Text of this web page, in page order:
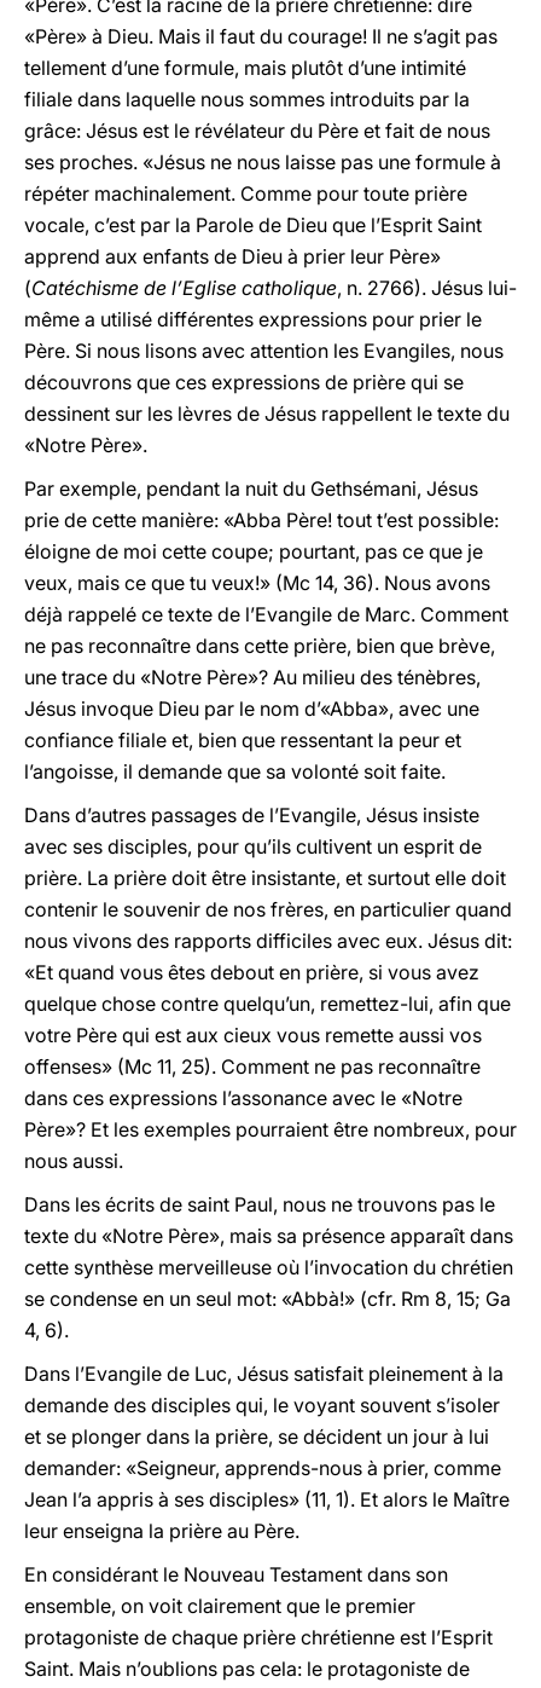
«Père». C’est la racine de la prière chrétienne: dire
«Père» à Dieu. Mais il faut du courage! Il ne s’agit pas
tellement d’une formule, mais plutôt d’une intimité
filiale dans laquelle nous sommes introduits par la
grâce: Jésus est le révélateur du Père et fait de nous
ses proches. «Jésus ne nous laisse pas une formule à
répéter machinalement. Comme pour toute prière
vocale, c’est par la Parole de Dieu que l’Esprit Saint
apprend aux enfants de Dieu à prier leur Père»
(Catéchisme de l’Eglise catholique, n. 2766). Jésus lui-
même a utilisé différentes expressions pour prier le
Père. Si nous lisons avec attention les Evangiles, nous
découvrons que ces expressions de prière qui se
dessinent sur les lèvres de Jésus rappellent le texte du
«Notre Père».
Par exemple, pendant la nuit du Gethsémani, Jésus
prie de cette manière: «Abba Père! tout t’est possible:
éloigne de moi cette coupe; pourtant, pas ce que je
veux, mais ce que tu veux!» (Mc 14, 36). Nous avons
déjà rappelé ce texte de l’Evangile de Marc. Comment
ne pas reconnaître dans cette prière, bien que brève,
une trace du «Notre Père»? Au milieu des ténèbres,
Jésus invoque Dieu par le nom d’«Abba», avec une
confiance filiale et, bien que ressentant la peur et
l’angoisse, il demande que sa volonté soit faite.
Dans d’autres passages de l’Evangile, Jésus insiste
avec ses disciples, pour qu’ils cultivent un esprit de
prière. La prière doit être insistante, et surtout elle doit
contenir le souvenir de nos frères, en particulier quand
nous vivons des rapports difficiles avec eux. Jésus dit:
«Et quand vous êtes debout en prière, si vous avez
quelque chose contre quelqu’un, remettez-lui, afin que
votre Père qui est aux cieux vous remette aussi vos
offenses» (Mc 11, 25). Comment ne pas reconnaître
dans ces expressions l’assonance avec le «Notre
Père»? Et les exemples pourraient être nombreux, pour
nous aussi.
Dans les écrits de saint Paul, nous ne trouvons pas le
texte du «Notre Père», mais sa présence apparaît dans
cette synthèse merveilleuse où l’invocation du chrétien
se condense en un seul mot: «Abbà!» (cfr. Rm 8, 15; Ga
4, 6).
Dans l’Evangile de Luc, Jésus satisfait pleinement à la
demande des disciples qui, le voyant souvent s’isoler
et se plonger dans la prière, se décident un jour à lui
demander: «Seigneur, apprends-nous à prier, comme
Jean l’a appris à ses disciples» (11, 1). Et alors le Maître
leur enseigna la prière au Père.
En considérant le Nouveau Testament dans son
ensemble, on voit clairement que le premier
protagoniste de chaque prière chrétienne est l’Esprit
Saint. Mais n’oublions pas cela: le protagoniste de